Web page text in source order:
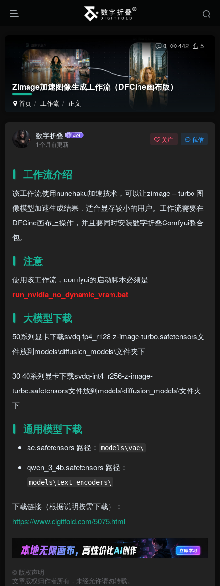
Zimage加速图像生成工作流（DFCine画布版）
首页 工作流 正文
0 442 5
数字折叠
1个月前更新
关注 私信
工作流介绍
该工作流使用nunchaku加速技术，可以让zimage – turbo 图
像模型加速生成结果，适合显存较小的用户。工作流需要在
DFCine画布上操作，并且要同时安装数字折叠Comfyui整合
包。
注意
使用该工作流，comfyui的启动脚本必须是
run_nvidia_no_dynamic_vram.bat
大模型下载
50系列显卡下载svdq-fp4_r128-z-image-turbo.safetensors文
件放到models\diffusion_models\文件夹下
30 40系列显卡下载svdq-int4_r256-z-image-
turbo.safetensors文件放到models\diffusion_models\文件夹
下
通用模型下载
ae.safetensors 路径： models\vae\
qwen_3_4b.safetensors 路径：
models\text_encoders\
下载链接（根据说明按需下载）：
https://www.digitfold.com/5075.html
© 版权声明
文章版权归作者所有，未经允许请勿转载。